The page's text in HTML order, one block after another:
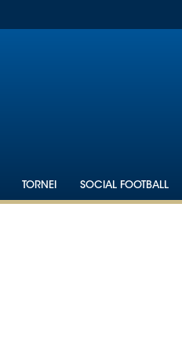
TORNEI SOCIAL FOOTBALL